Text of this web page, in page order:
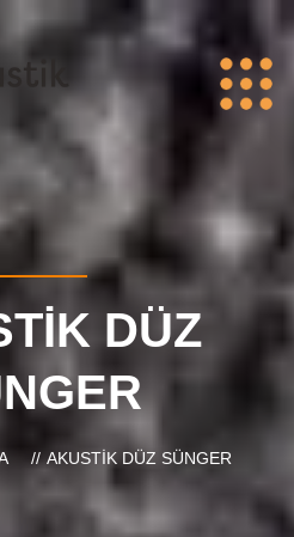
DÜZ
AKUSTIK DÜZ SÜNGER